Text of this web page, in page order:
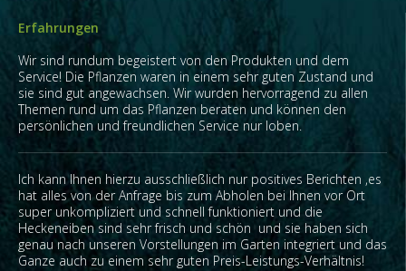
Erfahrungen
Wir sind rundum begeistert von den Produkten und dem
Service! Die Pflanzen waren in einem sehr guten Zustand und
sie sind gut angewachsen. Wir wurden hervorragend zu allen
Themen rund um das Pflanzen beraten und können den
persönlichen und freundlichen Service nur loben.
Ich kann Ihnen hierzu ausschließlich nur positives Berichten ,es
hat alles von der Anfrage bis zum Abholen bei Ihnen vor Ort
super unkompliziert und schnell funktioniert und die
Heckeneiben sind sehr frisch und schön und sie haben sich
genau nach unseren Vorstellungen im Garten integriert und das
Ganze auch zu einem sehr guten Preis-Leistungs-Verhältnis!